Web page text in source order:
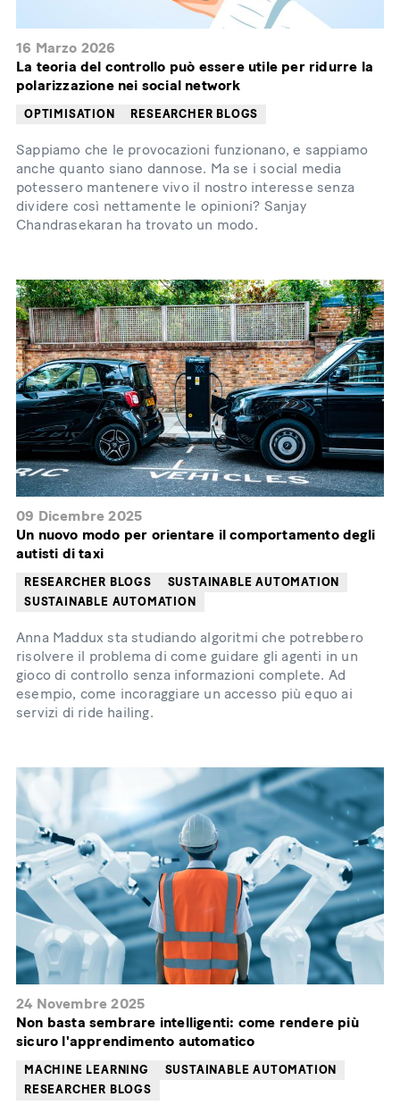
16 Marzo 2026
La teoria del controllo può essere utile per ridurre la
polarizzazione nei social network
OPTIMISATION RESEARCHER BLOGS
Sappiamo che le provocazioni funzionano, e sappiamo
anche quanto siano dannose. Ma se i social media
potessero mantenere vivo il nostro interesse senza
dividere così nettamente le opinioni? Sanjay
Chandrasekaran ha trovato un modo.
09 Dicembre 2025
Un nuovo modo per orientare il comportamento degli
autisti di taxi
RESEARCHER BLOGS
SUSTAINABLE AUTOMATION
SUSTAINABLE AUTOMATION
Anna Maddux sta studiando algoritmi che potrebbero
risolvere il problema di come guidare gli agenti in un
gioco di controllo senza informazioni complete. Ad
esempio, come incoraggiare un accesso più equo ai
servizi di ride hailing.
24 Novembre 2025
Non basta sembrare intelligenti: come rendere più
sicuro l'apprendimento automatico
MACHINE LEARNING
SUSTAINABLE AUTOMATION
RESEARCHER BLOGS